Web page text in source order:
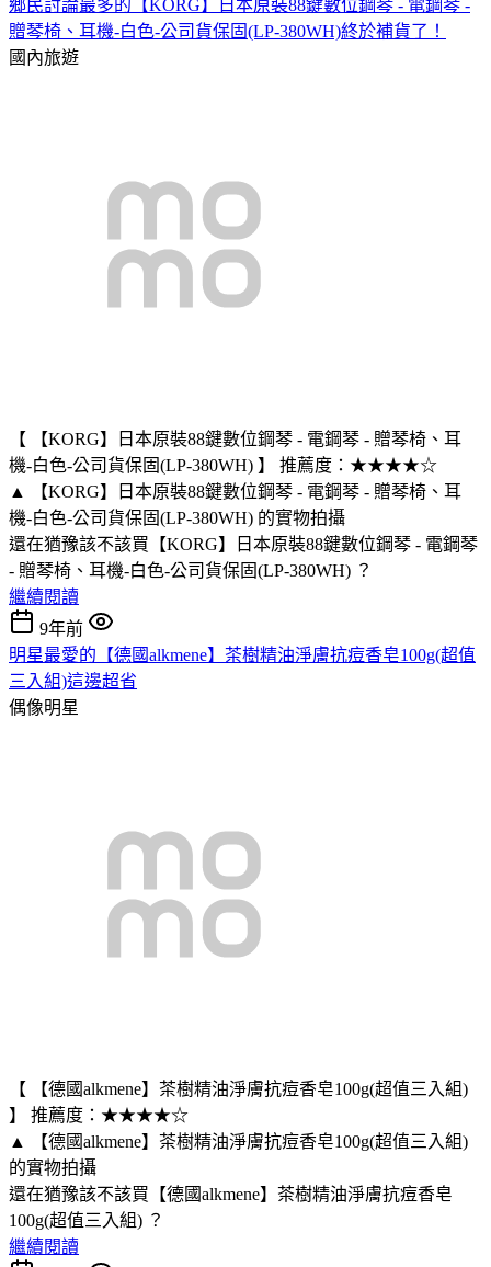
鄉民討論最多的【KORG】日本原裝88鍵數位鋼琴 - 電鋼琴 -
贈琴椅、耳機-白色-公司貨保固(LP-380WH)終於補貨了！
國內旅遊
【 【KORG】日本原裝88鍵數位鋼琴 - 電鋼琴 - 贈琴椅、耳
機-白色-公司貨保固(LP-380WH) 】 推薦度：★★★★☆
▲ 【KORG】日本原裝88鍵數位鋼琴 - 電鋼琴 - 贈琴椅、耳
機-白色-公司貨保固(LP-380WH) 的實物拍攝
還在猶豫該不該買【KORG】日本原裝88鍵數位鋼琴 - 電鋼琴
- 贈琴椅、耳機-白色-公司貨保固(LP-380WH) ？
繼續閱讀
9年前
明星最愛的【德國alkmene】茶樹精油淨膚抗痘香皂100g(超值
三入組)這邊超省
偶像明星
【 【德國alkmene】茶樹精油淨膚抗痘香皂100g(超值三入組)
】 推薦度：★★★★☆
▲ 【德國alkmene】茶樹精油淨膚抗痘香皂100g(超值三入組)
的實物拍攝
還在猶豫該不該買【德國alkmene】茶樹精油淨膚抗痘香皂
100g(超值三入組) ？
繼續閱讀